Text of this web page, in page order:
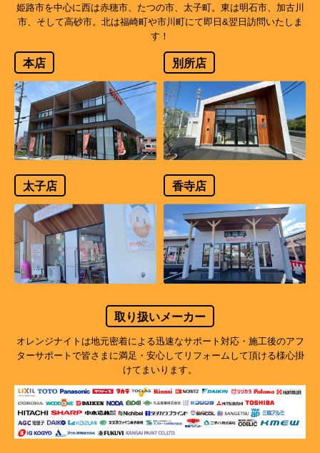
姫路市を中心に西は赤穂市、たつの市、太子町。東は明石市、加古川
市、そして高砂市。北は福崎町や市川町にて即日&翌日訪問いたしま
す！
本店 別所店
太子店 香寺店
取り扱いメーカー
オレンジナイトは地元密着による迅速なサポート対応・施工後のアフ
ターサポートで皆さまに満足・安心してリフォームして頂ける様心掛
けてまいります。